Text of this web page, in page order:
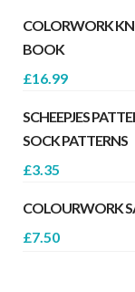
COLORWORK
BOOK
£16.99
SCHEEPJES
SOCK PATTERNS
£3.35
COLOURWORK
£7.50